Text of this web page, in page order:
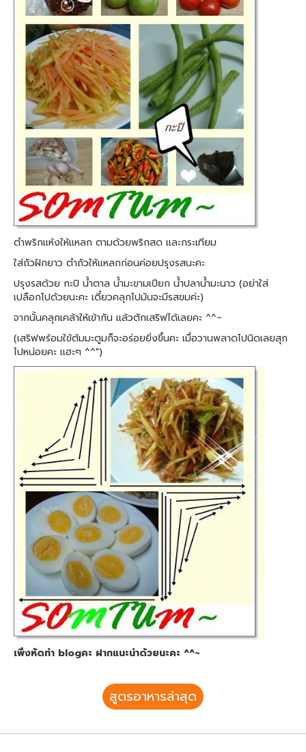
ตำพริกแห้งให้แหลก ตามด้วยพริกสด และกระเทียม
ใส่ถัวฝักยาว ตำถัวให้แหลกก่อนค่อยปรุงรสนะคะ
ปรุงรสด้วย กะปิ น้ำตาล น้ำมะขามเปียก น้ำปลาน้ำมะนาว (อย่าใส่
เปลือกไปด้วยนะคะ เดี๋ยวคลุกไปมันจะมีรสขมค่ะ)
จากนั้นคลุกเคล้าให้เข้ากัน แล้วตักเสริฟได้เลยคะ ^^~
(เสริฟพร้อมใข้ต้มมะตูมก็จะอร่อยยิ่งขึ้นคะ เมื่อวานพลาดไปนิดเลยสุก
ไปหน่อยคะ แฮะๆ ^^")
เพิ่งหัดทำ blogคะ ฝากแนะนำด้วยนะคะ ^^~
สูตรอาหารล่าสุด